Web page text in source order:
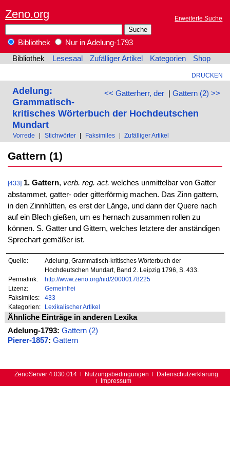
Zeno.org Erweiterte Suche
Bibliothek
Nur in Adelung-1793
Bibliothek
Lesesaal Zufälliger Artikel Kategorien Shop
DRUCKEN
<< Gatterherr, der| Gattern (2) >>
Adelung:
Grammatisch-
kritisches Wörterbuch der Hochdeutschen
Mundart
Vorrede Stichwörter Faksimiles Zufälliger Artikel
Gattern (1)
[433] 1. Gattern, verb. reg. act. welches unmittelbar von Gatter
abstammet, gatter- oder gitterförmig machen. Das Zinn gattern,
in den Zinnhütten, es erst der Länge, und dann der Quere nach
auf ein Blech gießen, um es hernach zusammen rollen zu
können. S. Gatter und Gittern, welches letztere der anständigen
Sprechart gemäßer ist.
Quelle:
Adelung, Grammatisch-kritisches Wörterbuch der
Hochdeutschen Mundart, Band 2. Leipzig 1796, S. 433.
Permalink:
http://www.zeno.org/nid/20000178225
Lizenz:
Gemeinfrei
Faksimiles:
433
Kategorien:
Lexikalischer Artikel
Ähnliche Einträge in anderen Lexika
Adelung-1793: Gattern (2)
Pierer-1857: Gattern
ZenoServer 4.030.014 Nutzungsbedingungen
Datenschutzerklärung
Impressum